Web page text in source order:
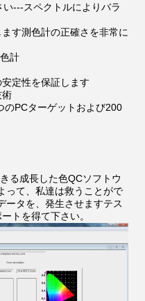
---スペクトルによりバラ
す測色計の正確さを非常に
計
定性を保証します
術
のPCターゲットおよび200
る成長した色QCソフトウ
って、私達は救うことがで
ータを、発生させますテス
トを得て下さい。